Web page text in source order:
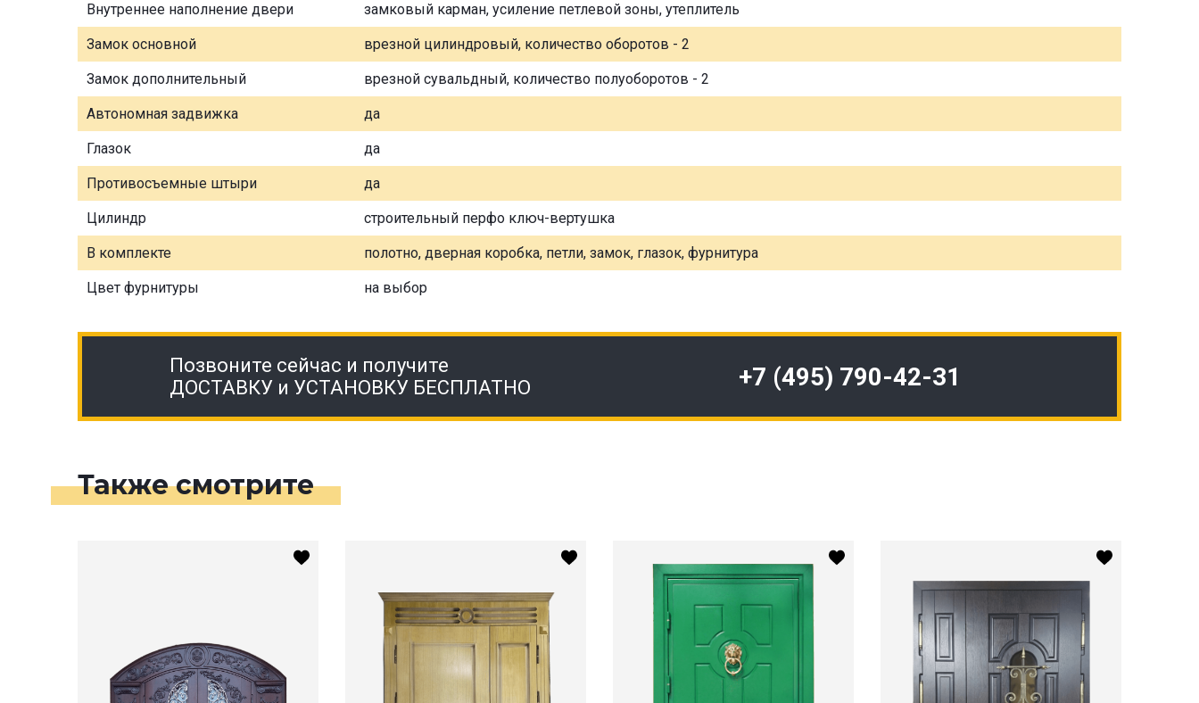
Внутреннее наполнение двери замковый карман, усиление петлевой зоны, утеплитель
Замок основной врезной цилиндровый, количество оборотов - 2
Замок дополнительный врезной сувальдный, количество полуоборотов - 2
Автономная задвижка да
Глазок да
Противосъемные штыри да
Цилиндр строительный перфо ключ-вертушка
В комплекте полотно, дверная коробка, петли, замок, глазок, фурнитура
Цвет фурнитуры на выбор
Позвоните сейчас и получите
ДОСТАВКУ и УСТАНОВКУ БЕСПЛАТНО
+7 (495) 790-42-31
Также смотрите